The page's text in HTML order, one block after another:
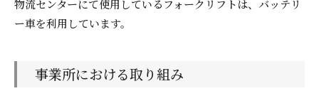
物流センターにて使用しているフォークリフトは、バッテリ
ー車を利用しています。
事業所における取り組み